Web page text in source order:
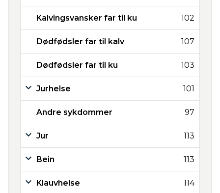
Kalvingsvansker far til ku 102
Dødfødsler far til kalv 107
Dødfødsler far til ku 103
Jurhelse 101
Andre sykdommer 97
Jur 113
Bein 113
Klauvhelse 114